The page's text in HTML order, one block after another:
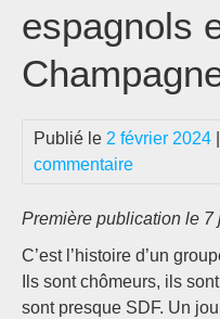
espagnols
Publié le 2 février 2024
commentaire
Première publication le 7
C’est l’histoire d’un
Ils sont chômeurs, ils
sont presque SDF. Un